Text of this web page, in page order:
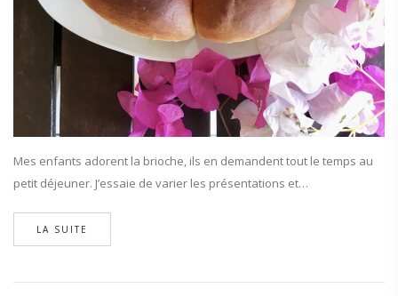
Mes enfants adorent la brioche, ils en demandent tout le temps au
petit déjeuner. J’essaie de varier les présentations et…
LA SUITE